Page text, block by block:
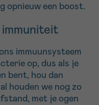
opnieuw een boost.
immuniteit
immuunsysteem
op, dus als je
bent, hou dan
houden we nog zo
met je ogen